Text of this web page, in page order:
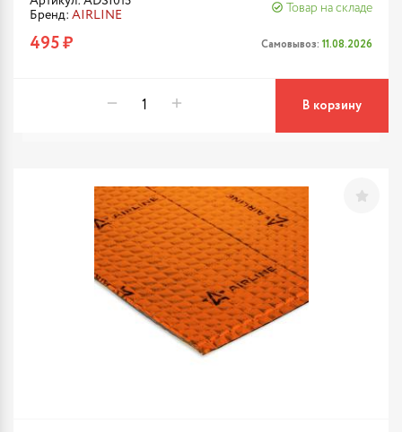
Бренд: AIRLINE
Товар на складе
495 ₽ Самовывоз: 11.08.2026
В корзину